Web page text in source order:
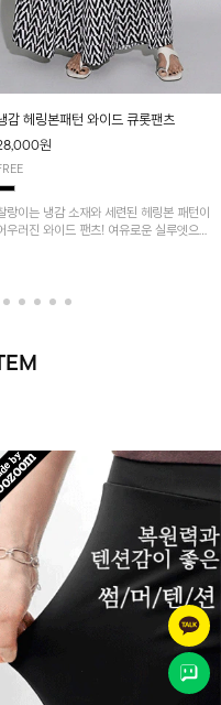
감 헤링본패턴 와이드 큐롯팬츠
원
랑이는 냉감 소재와 세련된 헤링본 패턴이
우러진 와이드 팬츠! 여유로운 실루엣으로